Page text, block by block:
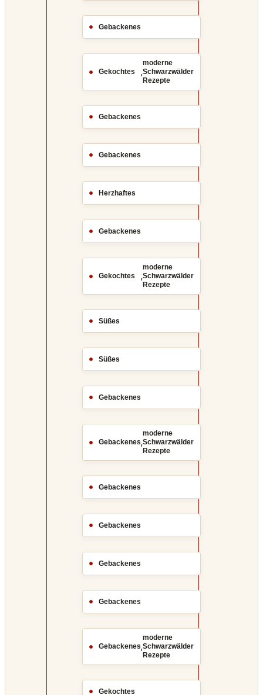
Gebackenes
Gekochtes ,
moderne
Schwarzwälder
Rezepte
Gebackenes
Gebackenes
Herzhaftes
Gebackenes
Gekochtes ,
moderne
Schwarzwälder
Rezepte
Süßes
Süßes
Gebackenes
Gebackenes,
moderne
Schwarzwälder
Rezepte
Gebackenes
Gebackenes
Gebackenes
Gebackenes
Gebackenes,
moderne
Schwarzwälder
Rezepte
Gekochtes